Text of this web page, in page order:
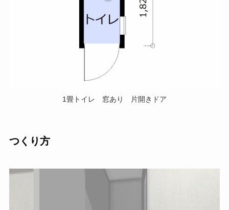
1畳トイレ 窓あり 片開きドア
つくり方